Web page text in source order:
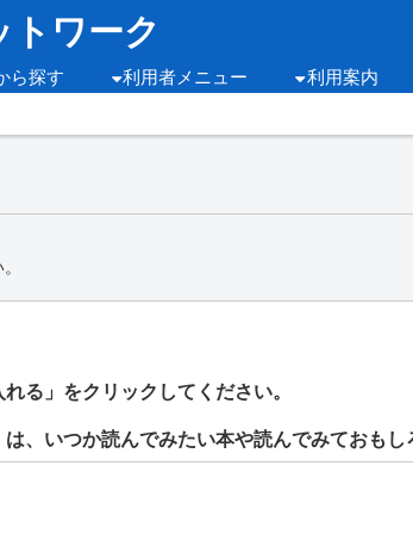
トワーク
ら探す 利用者メニュー 利用案内
る」をクリックしてください。
、いつか読んでみたい本や読んでみておも